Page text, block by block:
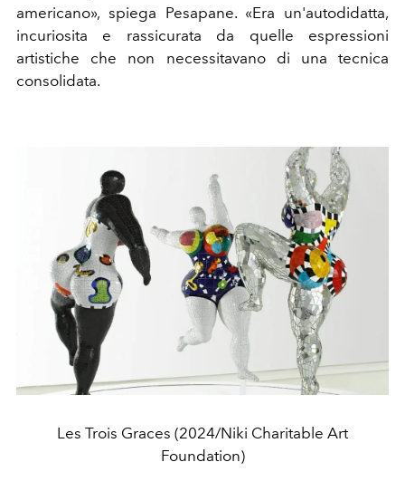
americano», spiega Pesapane. «Era un'autodidatta,
incuriosita e rassicurata da quelle espressioni
artistiche che non necessitavano di una tecnica
consolidata.
Les Trois Graces (2024/Niki Charitable Art
Foundation)